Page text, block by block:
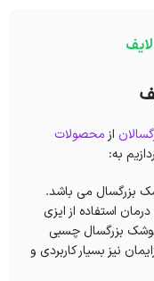
از محصولات
به:
بزرگسال می باشد.
استفاده از ایزی
بزرگسال چسبی
نیز بسیار کاربردی و